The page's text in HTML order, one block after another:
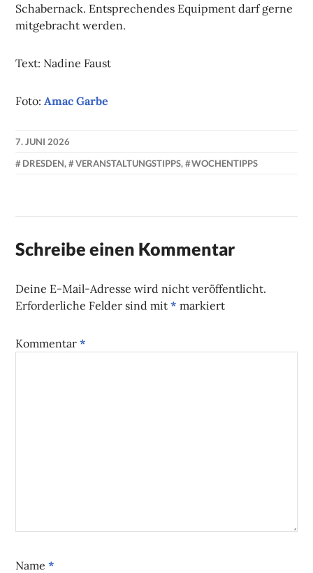
Schabernack. Entsprechendes Equipment darf gerne
mitgebracht werden.
Text: Nadine Faust
Foto:Amac Garbe
7. JUNI 2026
NADINE
DRESDEN, VERANSTALTUNGSTIPPS, WOCHENTIPPS
Schreibe einen Kommentar
Deine E-Mail-Adresse wird nicht veröffentlicht.
Erforderliche Felder sind mit* markiert
Kommentar*
Name*